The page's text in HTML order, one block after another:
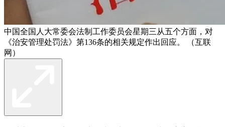
中国全国人大常委会法制工作委员会星期三从五个方面，对
《治安管理处罚法》第136条的相关规定作出回应。 （互联
网）